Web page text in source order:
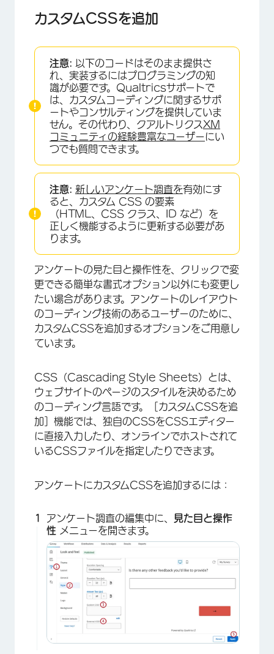
×
×
カスタムCSSを追加
注意: 以下のコードはそのまま提供さ
れ、実装するにはプログラミングの知
識が必要です。Qualtricsサポートで
は、カスタムコーディングに関するサポ
ートやコンサルティングを提供していま
せん。その代わり、クアルトリクス XM
コミュニティの経験豊富なユーザーにい
つでも質問できます。
注意: 新しいアンケート調査を有効にす
ると、カスタム CSS の要素
（HTML、CSS クラス、ID など）を
正しく機能するように更新する必要があ
ります。
アンケートの見た目と操作性を、クリックで変
更できる簡単な書式オプション以外にも変更し
たい場合があります。アンケートのレイアウト
のコーディング技術のあるユーザーのために、
カスタムCSSを追加するオプションをご用意し
ています。
CSS（Cascading Style Sheets）とは、
ウェブサイトのページのスタイルを決めるため
のコーディング言語です。［カスタムCSSを追
加］機能では、独自のCSSをCSSエディター
に直接入力したり、オンラインでホストされて
いるCSSファイルを指定したりできます。
アンケートにカスタムCSSを追加するには：
アンケート調査の編集中に、 見た目と操作
性
メニューを開きます。